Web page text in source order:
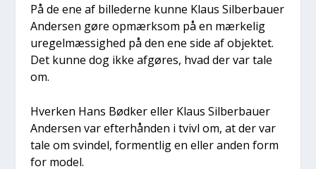
På de ene af bil­le­der­ne kun­ne Klaus Sil­ber­bau­er
Ander­sen gøre opmærk­som på en mær­ke­lig
ure­gel­mæs­sig­hed på den ene side af objek­tet.
Det kun­ne dog ikke afgø­res, hvad der var tale
om.
Hver­ken Hans Bød­ker eller Klaus Sil­ber­bau­er
Ander­sen var efter­hån­den i tvivl om, at der var
tale om svin­del, for­ment­lig en eller anden form
for model.